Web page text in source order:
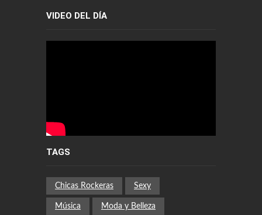
VIDEO DEL DÍA
TAGS
Chicas Rockeras Sexy
Música Moda y Belleza